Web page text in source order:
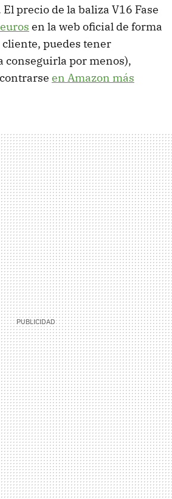
El precio de la baliza V16 Fase
en la web oficial de forma
puedes tener
conseguirla por menos),
en Amazon más